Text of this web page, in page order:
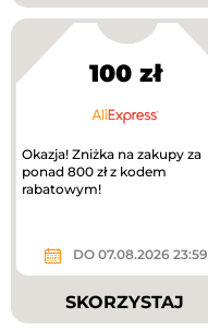
100 zł
Okazja! Zniżka na zakupy za
ponad 800 zł z kodem
rabatowym!
DO 07.08.2026 23:59
SKORZYSTAJ